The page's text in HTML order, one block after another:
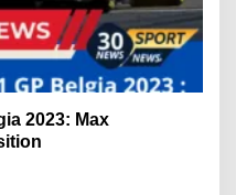
2023: Max